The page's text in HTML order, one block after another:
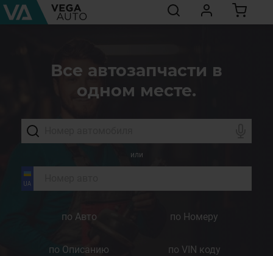
Все автозапчасти в
одном месте.
или
по Авто по Номеру
по Описанию по VIN коду